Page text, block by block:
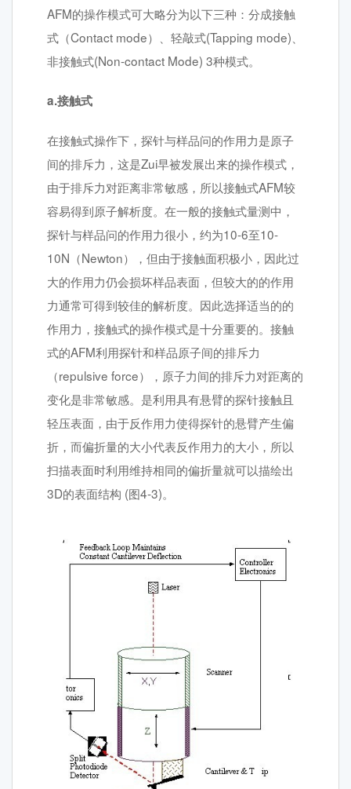
AFM的操作模式可大略分为以下三种：分成接触
式（Contact mode）、轻敲式(Tapping mode)、
非接触式(Non-contact Mode) 3种模式。
a.接触式
在接触式操作下，探针与样品问的作用力是原子
间的排斥力，这是Zui早被发展出来的操作模式，
由于排斥力对距离非常敏感，所以接触式AFM较
容易得到原子解析度。在一般的接触式量测中，
探针与样品问的作用力很小，约为10-6至10-
10N（Newton），但由于接触面积极小，因此过
大的作用力仍会损坏样品表面，但较大的的作用
力通常可得到较佳的解析度。因此选择适当的的
作用力，接触式的操作模式是十分重要的。接触
式的AFM利用探针和样品原子间的排斥力
（repulsive force），原子力间的排斥力对距离的
变化是非常敏感。是利用具有悬臂的探针接触且
轻压表面，由于反作用力使得探针的悬臂产生偏
折，而偏折量的大小代表反作用力的大小，所以
扫描表面时利用维持相同的偏折量就可以描绘出
3D的表面结构 (图4-3)。